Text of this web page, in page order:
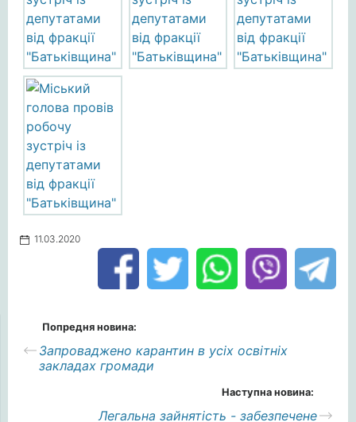
11.03.2020
Попредня новина:
Запроваджено карантин в усіх освітніх
закладах громади
Наступна новина:
Легальна зайнятість - забезпечене